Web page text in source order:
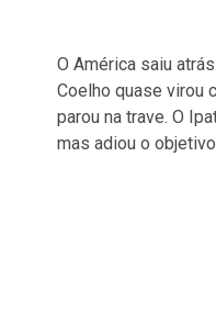
O América saiu
Coelho quase virou
parou na trave. O
mas adiou o